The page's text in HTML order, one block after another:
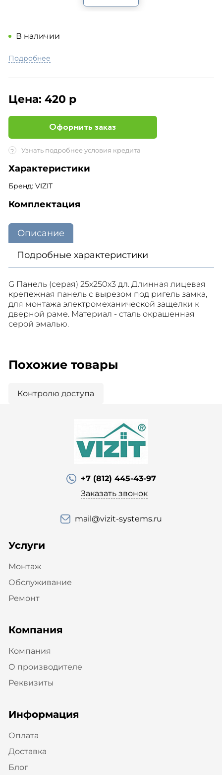
В наличии
Подробнее
Цена: 420 р
Оформить заказ
? Узнать подробнее условия кредита
Характеристики
Бренд: VIZIT
Комплектация
Описание
Подробные характеристики
G Панель (серая) 25х250х3 дл. Длинная лицевая
крепежная панель с вырезом под ригель замка,
для монтажа электромеханической защелки к
дверной раме. Материал - сталь окрашенная
серой эмалью.
Похожие товары
Контролю доступа
+7 (812) 445-43-97
Заказать звонок
mail@vizit-systems.ru
Услуги
Монтаж
Обслуживание
Ремонт
Компания
Компания
О производителе
Реквизиты
Информация
Оплата
Доставка
Блог